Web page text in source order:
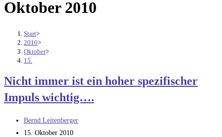
Oktober 2010
Start>
2010>
Oktober>
15.
Nicht immer ist ein hoher spezifischer
Impuls wichtig….
Beitrags-
Autor:
Bernd Leitenberger
Beitrag
15. Oktober 2010